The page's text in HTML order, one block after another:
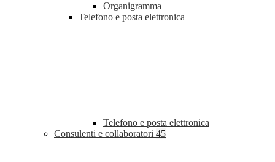
Organigramma
Telefono e posta elettronica
Telefono e posta elettronica
Consulenti e collaboratori 45